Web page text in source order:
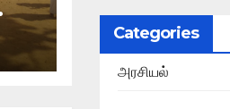
Categories
அரசியல்